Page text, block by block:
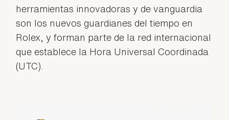
herramientas innovadoras y de vanguardia
son los nuevos guardianes del tiempo en
Rolex, y forman parte de la red internacional
que establece la Hora Universal Coordinada
(UTC).